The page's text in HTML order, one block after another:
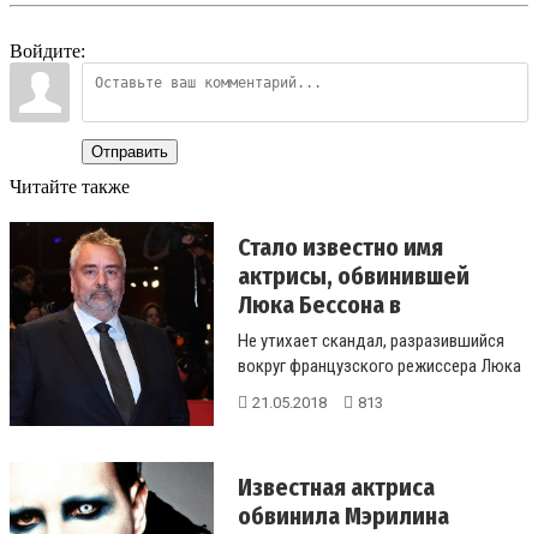
Войдите:
Отправить
Читайте также
Стало известно имя
актрисы, обвинившей
Люка Бессона в
изнасилован...
Не утихает скандал, разразившийся
вокруг французского режиссера Люка
Бессона, которого 17 мая молода...
21.05.2018 813
Известная актриса
обвинила Мэрилина